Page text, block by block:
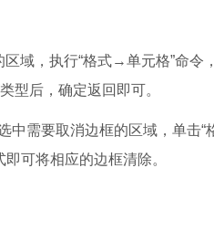
，执行“格式→单元格”命令，
型后，确定返回即可。
要取消边框的区域，单击“
可将相应的边框清除。